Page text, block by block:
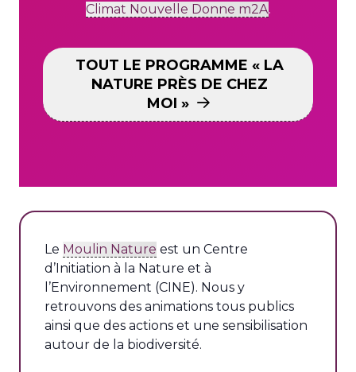
Climat Nouvelle Donne m2A.
TOUT LE PROGRAMME « LA
NATURE PRÈS DE CHEZ
MOI »
Le Moulin Nature est un Centre
d’Initiation à la Nature et à
l’Environnement (CINE). Nous y
retrouvons des animations tous publics
ainsi que des actions et une sensibilisation
autour de la biodiversité.